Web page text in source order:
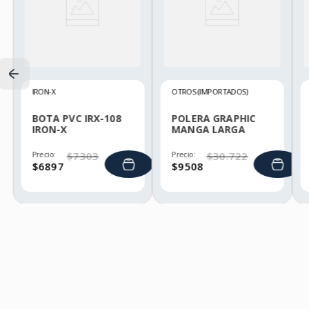
IRON-X
BOTA PVC IRX-108
IRON-X
Precio:
$6897
$7303
OTROS (IMPORTADOS)
POLERA GRAPHIC
MANGA LARGA
Precio:
$9508
$30.722